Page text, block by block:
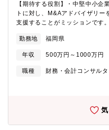
仕事をすることができます。・
して、国の政策に関わる有識者
た、そのような場を企画運営す
を牽引していくために、業界の
を改善しながら新たな成長機会
提携の促進を支援します。■テ
トランスフォーメーション」「
えたイノベーションの創出」を
ト】■教育体制が手厚く、営業
企画・事業企画/開発・サービ
変革実行支援、運用まで一気通
【期待する役割】・中堅中小企
トに対し、M&Aアドバイザリ
支援することがミッションです
事業承継、税務、経営管理支援
ただくことを期待しています。
名体制で実施し、専門領域を持
す。・M&Aアドバイザリー業務
・財務税務デューデリジェンス
能・事業承継支援 ・税務顧問
人事組織コンサルティングとの
らない経営支援経験九州エリア
勤務地 福岡県
年収 500万円～1000万円
職種
財務・会計コンサルタ